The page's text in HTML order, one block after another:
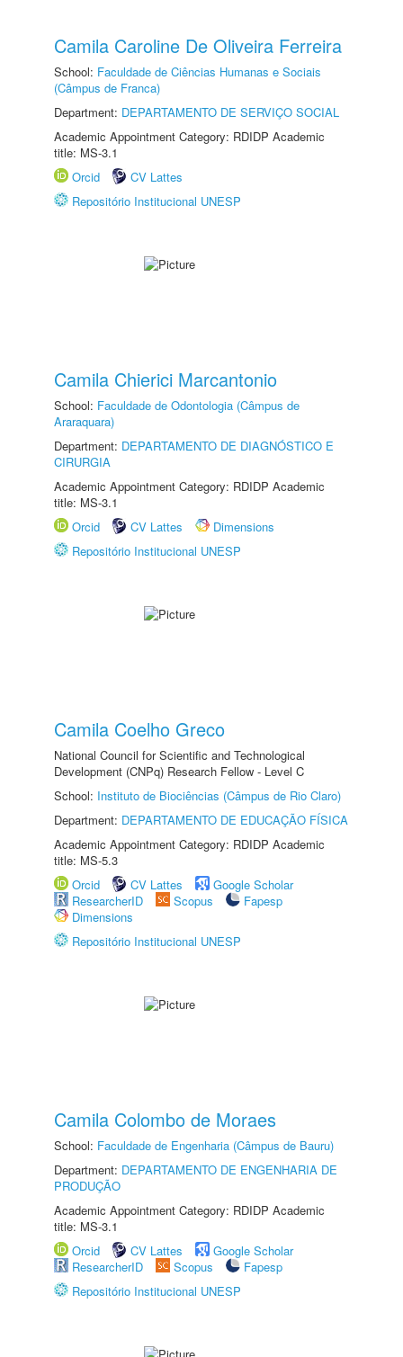
Camila Caroline De Oliveira Ferreira
School: Faculdade de Ciências Humanas e Sociais
(Câmpus de Franca)
Department: DEPARTAMENTO DE SERVIÇO SOCIAL
Academic Appointment Category: RDIDP Academic
title: MS-3.1
Orcid
CV Lattes
Repositório Institucional UNESP
Camila Chierici Marcantonio
School: Faculdade de Odontologia (Câmpus de
Araraquara)
Department: DEPARTAMENTO DE DIAGNÓSTICO E
CIRURGIA
Academic Appointment Category: RDIDP Academic
title: MS-3.1
Orcid
CV Lattes
Dimensions
Repositório Institucional UNESP
Camila Coelho Greco
National Council for Scientific and Technological
Development (CNPq) Research Fellow - Level C
School: Instituto de Biociências (Câmpus de Rio Claro)
Department: DEPARTAMENTO DE EDUCAÇÃO FÍSICA
Academic Appointment Category: RDIDP Academic
title: MS-5.3
Orcid
CV Lattes
Google Scholar
ResearcherID
Scopus
Fapesp
Dimensions
Repositório Institucional UNESP
Camila Colombo de Moraes
School: Faculdade de Engenharia (Câmpus de Bauru)
Department: DEPARTAMENTO DE ENGENHARIA DE
PRODUÇÃO
Academic Appointment Category: RDIDP Academic
title: MS-3.1
Orcid
CV Lattes
Google Scholar
ResearcherID
Scopus
Fapesp
Repositório Institucional UNESP